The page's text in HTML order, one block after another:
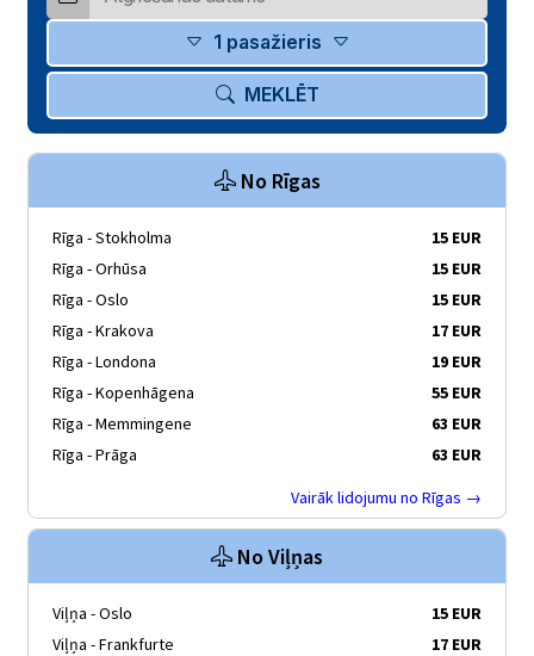
1 pasažieris
MEKLĒT
No Rīgas
Rīga - Stokholma
15 EUR
Rīga - Orhūsa
15 EUR
Rīga - Oslo
15 EUR
Rīga - Krakova
17 EUR
Rīga - Londona
19 EUR
Rīga - Kopenhāgena
55 EUR
Rīga - Memmingene
63 EUR
Rīga - Prāga
63 EUR
Vairāk lidojumu no Rīgas →
No Viļņas
Viļņa - Oslo
15 EUR
Viļņa - Frankfurte
17 EUR